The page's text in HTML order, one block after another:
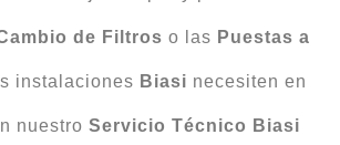
de Filtros o las Puestas a
instalaciones Biasi necesiten en
nuestro Servicio Técnico Biasi